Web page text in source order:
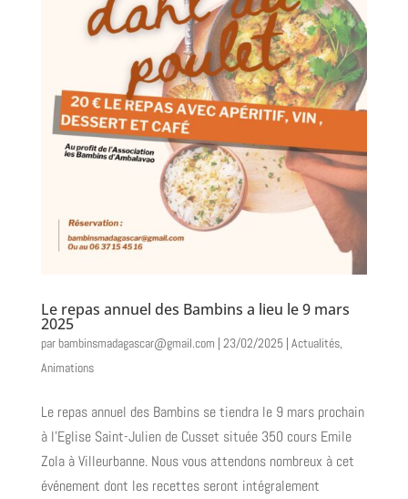
Le repas annuel des Bambins a lieu le 9 mars
2025
parbambinsmadagascar@gmail.com | 23/02/2025| Actualités,
Animations
Le repas annuel des Bambins se tiendra le 9 mars prochain
à l’Eglise Saint-Julien de Cusset située 350 cours Emile
Zola à Villeurbanne. Nous vous attendons nombreux à cet
événement dont les recettes seront intégralement